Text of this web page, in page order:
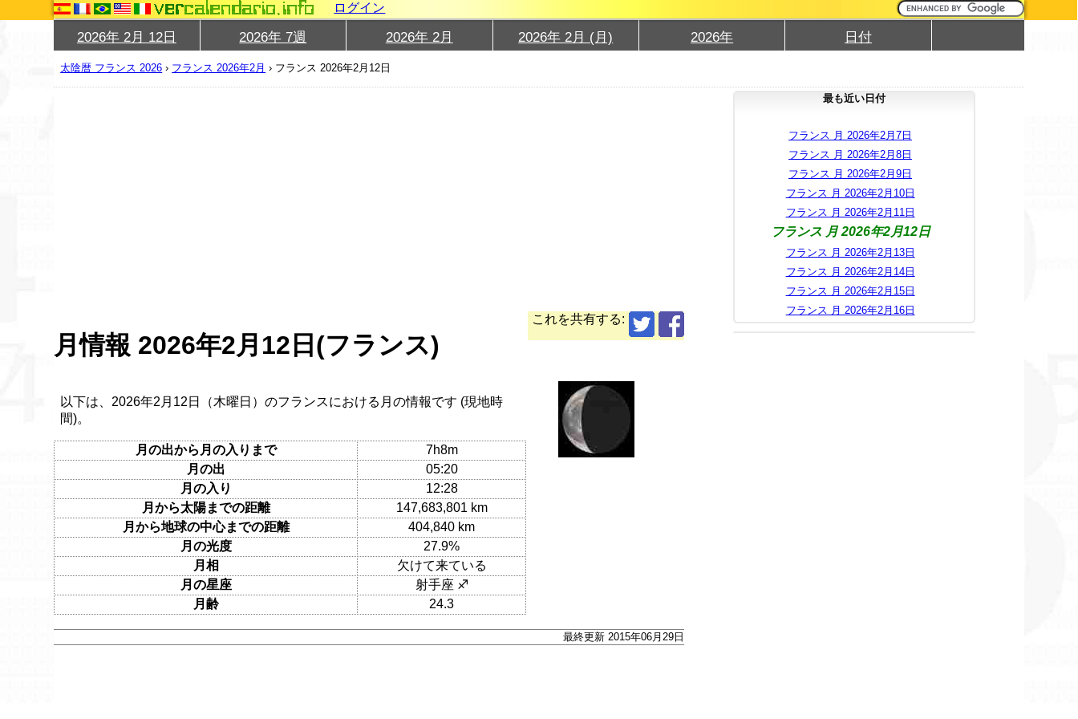
ログイン
2026年 2月 12日 2026年 7週 2026年 2月 2026年 2月 (月) 2026年 日付
太陰暦 フランス 2026 › フランス 2026年2月 › フランス 2026年2月12日
これを共有する:
月情報 2026年2月12日(フランス)
以下は、2026年2月12日（木曜日）のフランスにおける月の情報です (現地時
間)。
月の出から月の入りまで
7h8m
月の出
05:20
月の入り
12:28
月から太陽までの距離
147,683,801 km
月から地球の中心までの距離
404,840 km
月の光度
27.9%
月相
欠けて来ている
月の星座
射手座 ♐
月齢
24.3
最終更新 2015年06月29日
最も近い日付
フランス 月 2026年2月7日
フランス 月 2026年2月8日
フランス 月 2026年2月9日
フランス 月 2026年2月10日
フランス 月 2026年2月11日
フランス 月 2026年2月12日
フランス 月 2026年2月13日
フランス 月 2026年2月14日
フランス 月 2026年2月15日
フランス 月 2026年2月16日